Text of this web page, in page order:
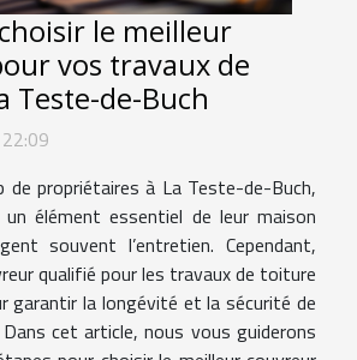
le meilleur
vos travaux de
Teste-de-Buch
de propriétaires à La Teste-de-Buch,
élément essentiel de leur maison
souvent l’entretien. Cependant,
qualifié pour les travaux de toiture
garantir la longévité et la sécurité de
cet article, nous vous guiderons